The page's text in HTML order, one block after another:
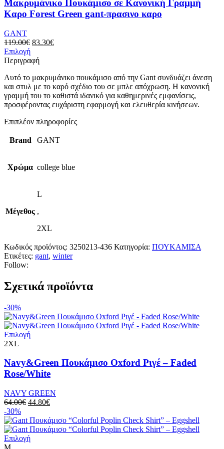
να
επιλεγούν
του
προϊόντος
Μακρυμάνικo Πουκάμισο σε Κανονική Γραμμή
Καρο Forest Green gant-πρασινο καρο
GANT
119.00€ Original
was:
83.30€Η
83.30€.
ΕπιλογήΑυτό
το
έχει
πολλαπλές
παραλλαγές.
Οι
μπορούν
επιλεγούν
του
Περιγραφή
Αυτό το μακρυμάνικο πουκάμισο από την Gant συνδυάζει άνεση
και στυλ με το καρό σχέδιο του σε μπλε απόχρωση. Η κανονική
γραμμή του το καθιστά ιδανικό για καθημερινές εμφανίσεις,
προσφέροντας ευχάριστη εφαρμογή και ελευθερία κινήσεων.
Επιπλέον πληροφορίες
Brand GANT
Χρώμα college blue
Μέγεθος
L
,
2XL
Κωδικός προϊόντος: 3250213-436 Κατηγορία: ΠΟΥΚΑΜΙΣΑ
Ετικέτες: gant, winter
Follow:
Σχετικά προϊόντα
-30%
ΕπιλογήΑυτό
έχει
πολλαπλές
παραλλαγές.
επιλογές
μπορούν
επιλεγούν
στη
σελίδα
2XL
Navy&Green Πουκάμισο Oxford Ριγέ – Faded
Rose/White
NAVY GREEN
64.00€ Original
was:
64.00€.
44.80€Η
τιμή
είναι:
-30%
ΕπιλογήΑυτό